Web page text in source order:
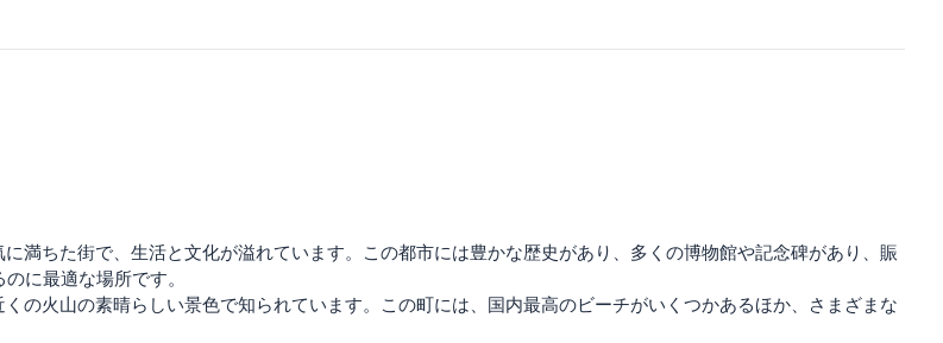
満ちた街で、生活と文化が溢れています。この都市には豊かな歴史があり、多くの博物館や記念碑があり、賑
に最適な場所です。
の火山の素晴らしい景色で知られています。この町には、国内最高のビーチがいくつかあるほか、さまざまな